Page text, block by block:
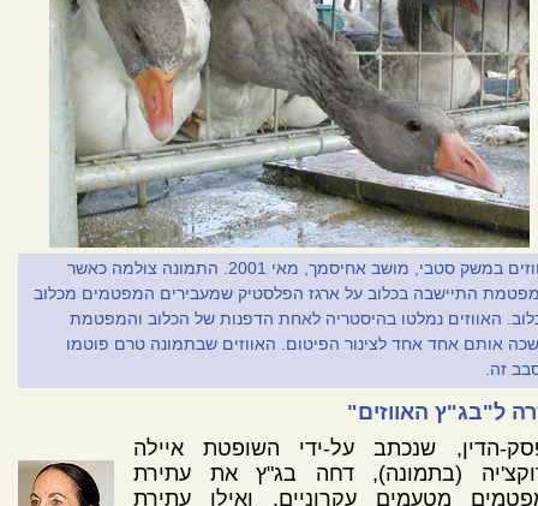
אווזים במשק סטבי, מושב אחיסמך, מאי 2001. התמונה צולמה כאשר
התיישבה בכלוב על ארגז הפלסטיק שמעבירים המפטמים מכלוב
האווזים נמלטו בהיסטריה לאחת הדפנות של הכלוב והמפטמת
אותם אחד אחד לצינור הפיטום. האווזים שבתמונה טרם פוטמו
זה.
ל"בג"ץ האווזים"
הדין, שנכתב על-ידי השופטת איילה
(בתמונה), דחה בג"ץ את עתירת
מטעמים עקרוניים, ואילו עתירת